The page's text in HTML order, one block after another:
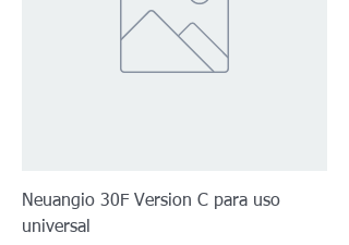
Neuangio 30F Version C para uso
universal